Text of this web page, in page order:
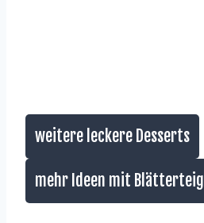
weitere leckere Desserts
mehr Ideen mit Blätterteig